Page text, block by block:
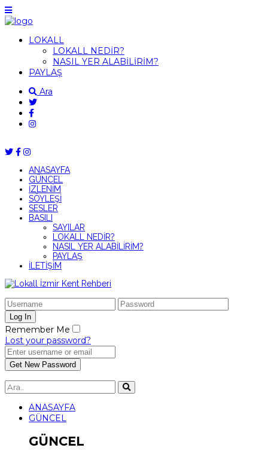
LOKALL
LOKALL NEDİR?
NASIL YER ALABİLİRİM?
PAYLAŞ
Ara
ANASAYFA
GÜNCEL
İZLENİM
SÖYLEŞİ
SESLER
BASILI
SAYILAR
LOKALL NEDİR?
NASIL YER ALABİLİRİM?
PAYLAŞ
İLETİŞİM
Remember Me
Lost your password?
ANASAYFA
GÜNCEL
GÜNCEL